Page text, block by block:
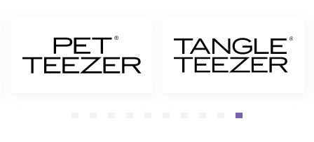
КОНТАКТЫ